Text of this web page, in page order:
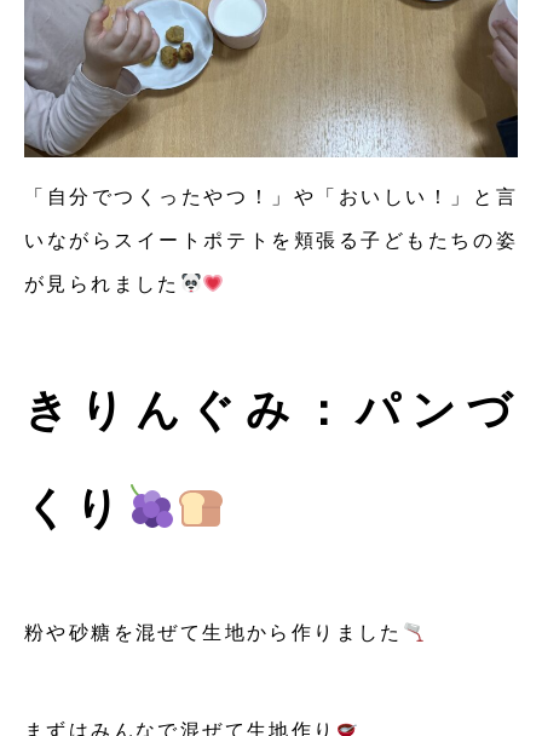
「自分でつくったやつ！」や「おいしい！」と言
いながらスイートポテトを頬張る子どもたちの姿
が見られました
きりんぐみ：パンづ
くり
粉や砂糖を混ぜて生地から作りました
まずはみんなで混ぜて生地作り